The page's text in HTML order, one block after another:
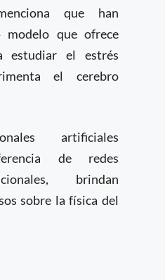
que han
modelo que ofrece
estudiar el estrés
el cerebro
artificiales
de redes
brindan
sobre la física del